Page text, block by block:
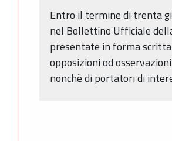
Entro il termine di trenta
nel Bollettino Ufficiale
presentate in forma
opposizioni od
nonchè di portatori di